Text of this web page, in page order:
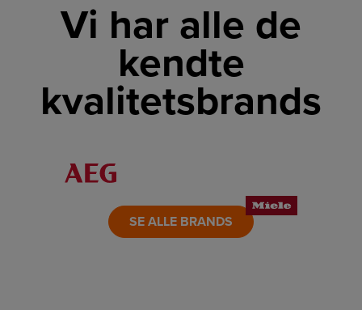
Vi har alle de
kendte
kvalitetsbrands
LINK
SE ALLE BRANDS